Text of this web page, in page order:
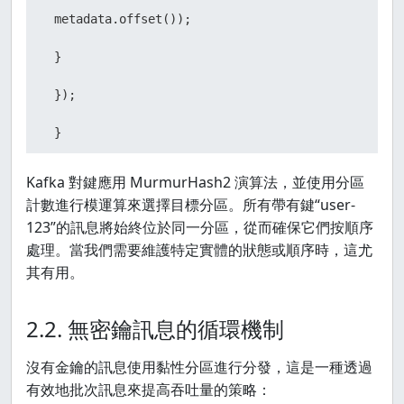
metadata.offset());
}
});
}
}
Kafka 對鍵應用 MurmurHash2 演算法，並使用分區
計數進行模運算來選擇目標分區。所有帶有鍵“user-
123”的訊息將始終位於同一分區，從而確保它們按順序
處理。當我們需要維護特定實體的狀態或順序時，這尤
其有用。
2.2. 無密鑰訊息的循環機制
沒有金鑰的訊息使用黏性分區進行分發，這是一種透過
有效地批次訊息來提高吞吐量的策略：